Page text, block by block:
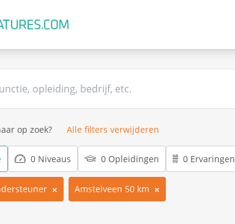
op zoek? Alle filters verwijderen
0 Niveaus 0 Opleidingen 0 Ervaringen
Amstelveen 50 km